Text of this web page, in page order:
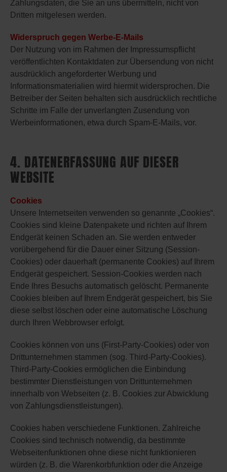
Zahlungsdaten, die Sie an uns übermitteln, nicht von
Dritten mitgelesen werden.
Widerspruch gegen Werbe-E-Mails
Der Nutzung von im Rahmen der Impressumspflicht
veröffentlichten Kontaktdaten zur Übersendung von nicht
ausdrücklich angeforderter Werbung und
Informationsmaterialien wird hiermit widersprochen. Die
Betreiber der Seiten behalten sich ausdrücklich rechtliche
Schritte im Falle der unverlangten Zusendung von
Werbeinformationen, etwa durch Spam-E-Mails, vor.
4. DATENERFASSUNG AUF DIESER
WEBSITE
Cookies
Unsere Internetseiten verwenden so genannte „Cookies“.
Cookies sind kleine Datenpakete und richten auf Ihrem
Endgerät keinen Schaden an. Sie werden entweder
vorübergehend für die Dauer einer Sitzung (Session-
Cookies) oder dauerhaft (permanente Cookies) auf Ihrem
Endgerät gespeichert. Session-Cookies werden nach
Ende Ihres Besuchs automatisch gelöscht. Permanente
Cookies bleiben auf Ihrem Endgerät gespeichert, bis Sie
diese selbst löschen oder eine automatische Löschung
durch Ihren Webbrowser erfolgt.
Cookies können von uns (First-Party-Cookies) oder von
Drittunternehmen stammen (sog. Third-Party-Cookies).
Third-Party-Cookies ermöglichen die Einbindung
bestimmter Dienstleistungen von Drittunternehmen
innerhalb von Webseiten (z. B. Cookies zur Abwicklung
von Zahlungsdienstleistungen).
Cookies haben verschiedene Funktionen. Zahlreiche
Cookies sind technisch notwendig, da bestimmte
Webseitenfunktionen ohne diese nicht funktionieren
würden (z. B. die Warenkorbfunktion oder die Anzeige